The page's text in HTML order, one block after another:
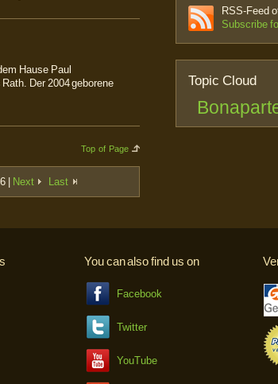
Hause Paul
Der 2004 geborene
Top of Page
| Next Last
RSS-Feed
Subscribe
Topic Cloud
You can also find us on
Facebook
Twitter
YouTube